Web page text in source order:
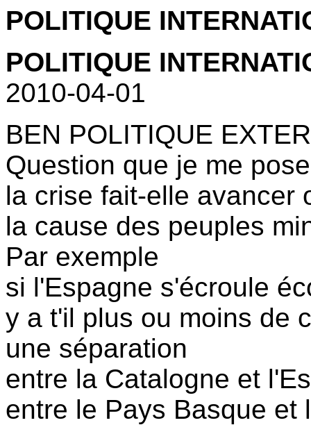
POLITIQUE
POLITIQUE
2010-04-01
BEN POLITIQUE
Question que je me
la crise fait-elle avancer
la cause des peuples
Par exemple
si l'Espagne s'écroule
y a t'il plus ou moins de
une séparation
entre la Catalogne et
entre le Pays Basque et